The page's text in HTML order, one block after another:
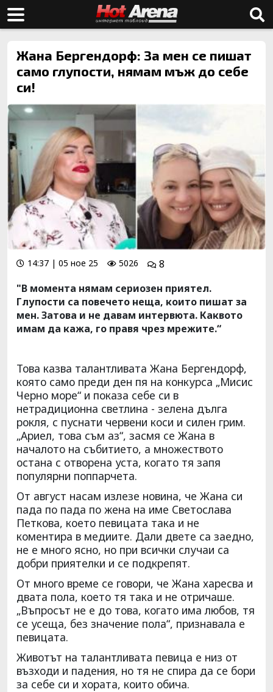
Жана Бергендорф: За мен се пишат
само глупости, нямам мъж до себе
си!
14:37 | 05 ное 25 5026
8
"В момента нямам сериозен приятел.
Глупости са повечето неща, които пишат за
мен. Затова и не давам интервюта. Каквото
имам да кажа, го правя чрез мрежите.“
Това казва талантливата Жана Бергендорф,
която само преди ден пя на конкурса „Мисис
Черно море“ и показа себе си в
нетрадиционна светлина - зелена дълга
рокля, с пуснати червени коси и силен грим.
„Ариел, това съм аз“, засмя се Жана в
началото на събитието, а множеството
остана с отворена уста, когато тя запя
популярни поппарчета.
От август насам излезе новина, че Жана си
пада по пада по жена на име Светослава
Петкова, което певицата така и не
коментира в медиите. Дали двете са заедно,
не е много ясно, но при всички случаи са
добри приятелки и се подкрепят.
От много време се говори, че Жана харесва и
двата пола, което тя така и не отричаше.
„Въпросът не е до това, когато има любов, тя
се усеща, без значение пола“, признавала е
певицата.
Животът на талантливата певица е низ от
възходи и падения, но тя не спира да се бори
за себе си и хората, които обича.